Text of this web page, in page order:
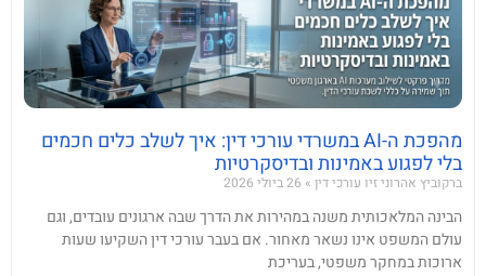
מהפכת ה-AI במשרדי עורכי דין: איך לשלב כלים חכמים
בלי לפגוע באמינות ובדיסקרטיות
ברקוביץ אהרוני זיו עורכי דין
הבינה המלאכותית משנה במהירות את הדרך שבה ארגונים עובדים, וגם
עולם המשפט אינו נשאר מאחור. אם בעבר עורכי דין השקיעו שעות
ארוכות במחקר משפטי, בעריכת